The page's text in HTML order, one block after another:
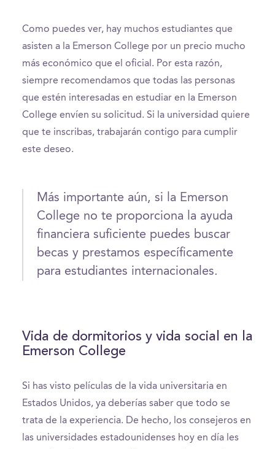
Como puedes ver, hay muchos estudiantes que
asisten a la Emerson College por un precio mucho
más económico que el oficial. Por esta razón,
siempre recomendamos que todas las personas
que estén interesadas en estudiar en la Emerson
College envíen su solicitud. Si la universidad quiere
que te inscribas, trabajarán contigo para cumplir
este deseo.
Más importante aún, si la Emerson
College no te proporciona la ayuda
financiera suficiente puedes buscar
becas y prestamos específicamente
para estudiantes internacionales.
Vida de dormitorios y vida social en la
Emerson College
Si has visto películas de la vida universitaria en
Estados Unidos, ya deberías saber que todo se
trata de la experiencia. De hecho, los consejeros en
las universidades estadounidenses hoy en día les